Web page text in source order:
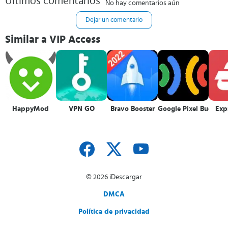
No hay comentarios aún
Dejar un comentario
Similar a VIP Access
HappyMod VPN GO Bravo Booster Google Pixel Buds
© 2026 iDescargar
DMCA
Política de privacidad